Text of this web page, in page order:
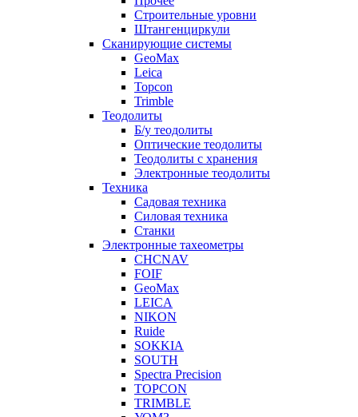
Строительные уровни
Штангенциркули
Сканирующие системы
GeoMax
Leica
Topcon
Trimble
Теодолиты
Б/у теодолиты
Оптические теодолиты
Теодолиты с хранения
Электронные теодолиты
Техника
Садовая техника
Силовая техника
Станки
Электронные тахеометры
CHCNAV
FOIF
GeoMax
LEICA
NIKON
Ruide
SOKKIA
SOUTH
Spectra Precision
TOPCON
TRIMBLE